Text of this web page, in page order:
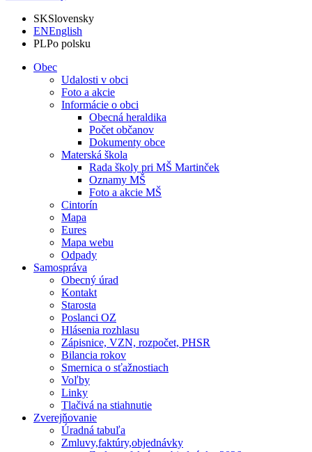
SKSlovensky
ENEnglish
PLPo polsku
Obec
Udalosti v obci
Foto a akcie
Informácie o obci
Obecná heraldika
Počet občanov
Dokumenty obce
Materská škola
Rada školy pri MŠ Martinček
Oznamy MŠ
Foto a akcie MŠ
Cintorín
Mapa
Eures
Mapa webu
Odpady
Samospráva
Obecný úrad
Kontakt
Starosta
Poslanci OZ
Hlásenia rozhlasu
Zápisnice, VZN, rozpočet, PHSR
Bilancia rokov
Smernica o sťažnostiach
Voľby
Linky
Tlačivá na stiahnutie
Zverejňovanie
Úradná tabuľa
Zmluvy,faktúry,objednávky